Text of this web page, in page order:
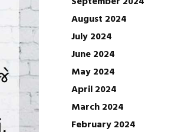
August 2024
July 2024
June 2024
May 2024
April 2024
March 2024
February 2024